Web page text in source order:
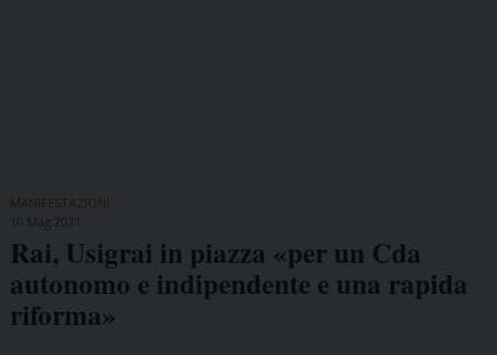
MANIFESTAZIONI
Rai, Usigrai in piazza «per un Cda
autonomo e indipendente e una rapida
riforma»